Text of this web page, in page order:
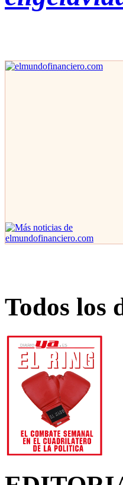
Todos los